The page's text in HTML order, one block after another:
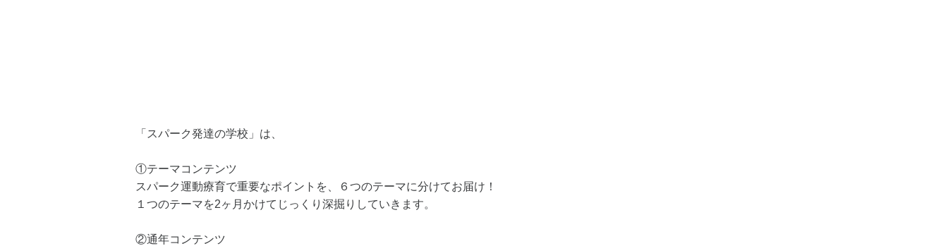
「スパーク発達の学校」は、
①テーマコンテンツ
スパーク運動療育で重要なポイントを、６つのテーマに分けてお届け！
１つのテーマを2ヶ月かけてじっくり深掘りしていきます。
②通年コンテンツ